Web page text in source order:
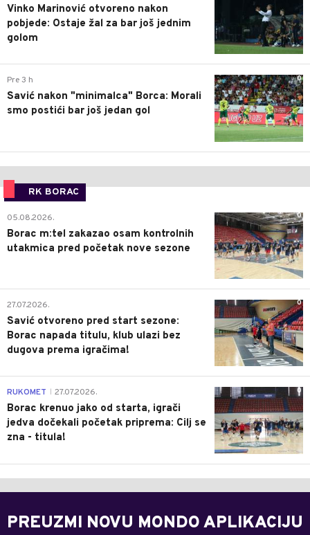
Vinko Marinović otvoreno nakon
pobjede: Ostaje žal za bar još jednim
golom
0
Pre 3 h
Savić nakon "minimalca" Borca: Morali
smo postići bar još jedan gol
RK BORAC
0
05.08.2026.
Borac m:tel zakazao osam kontrolnih
utakmica pred početak nove sezone
0
27.07.2026.
Savić otvoreno pred start sezone:
Borac napada titulu, klub ulazi bez
dugova prema igračima!
0
RUKOMET 27.07.2026.
Borac krenuo jako od starta, igrači
jedva dočekali početak priprema: Cilj se
zna - titula!
PREUZMI NOVU MONDO APLIKACIJU